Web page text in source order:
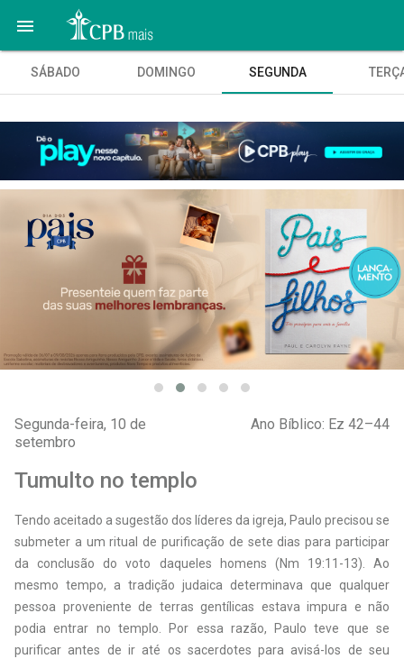

SÁBADO DOMINGO SEGUNDA
Segunda-feira, 10 de
setembro
Ano Bíblico: Ez 42–44
Tumulto no templo
Tendo aceitado a sugestão dos líderes da igreja, Paulo precisou se
submeter a um ritual de purificação de sete dias para participar
da conclusão do voto daqueles homens (Nm 19:11-13). Ao
mesmo tempo, a tradição judaica determinava que qualquer
pessoa proveniente de terras gentílicas estava impura e não
podia entrar no templo. Por essa razão, Paulo teve que se
purificar antes de ir até os sacerdotes para avisá-los de seu